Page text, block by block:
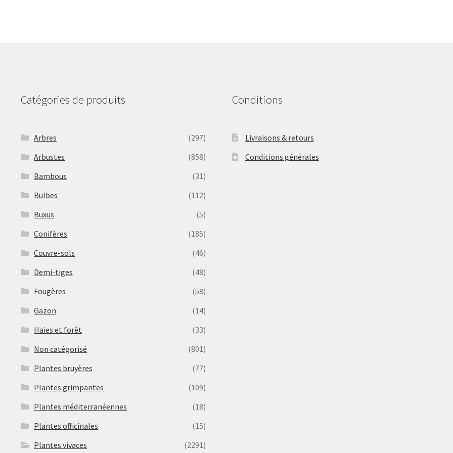
page
page
Catégories de produits
Arbres
(297)
Arbustes
(858)
Bambous
(31)
Bulbes
(112)
Buxus
(5)
Conifères
(185)
Couvre-sols
(46)
Demi-tiges
(48)
Fougères
(58)
Gazon
(14)
Haies et forêt
(33)
Non catégorisé
(801)
Plantes bruyères
(77)
Plantes grimpantes
(109)
Plantes méditerranéennes
(18)
Plantes officinales
(15)
Plantes vivaces
(2291)
Conditions
Livraisons & retours
Conditions générales